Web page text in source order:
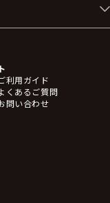
利用ガイド
くあるご質問
問い合わせ